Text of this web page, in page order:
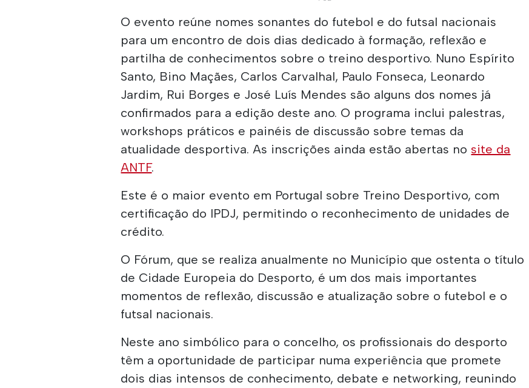
O evento reúne nomes sonantes do futebol e do futsal nacionais
para um encontro de dois dias dedicado à formação, reflexão e
partilha de conhecimentos sobre o treino desportivo. Nuno Espírito
Santo, Bino Maçães, Carlos Carvalhal, Paulo Fonseca, Leonardo
Jardim, Rui Borges e José Luís Mendes são alguns dos nomes já
confirmados para a edição deste ano. O programa inclui palestras,
workshops práticos e painéis de discussão sobre temas da
atualidade desportiva. As inscrições ainda estão abertas no site da
ANTF.
Este é o maior evento em Portugal sobre Treino Desportivo, com
certificação do IPDJ, permitindo o reconhecimento de unidades de
crédito.
O Fórum, que se realiza anualmente no Município que ostenta o título
de Cidade Europeia do Desporto, é um dos mais importantes
momentos de reflexão, discussão e atualização sobre o futebol e o
futsal nacionais.
Neste ano simbólico para o concelho, os profissionais do desporto
têm a oportunidade de participar numa experiência que promete
dois dias intensos de conhecimento, debate e networking, reunindo